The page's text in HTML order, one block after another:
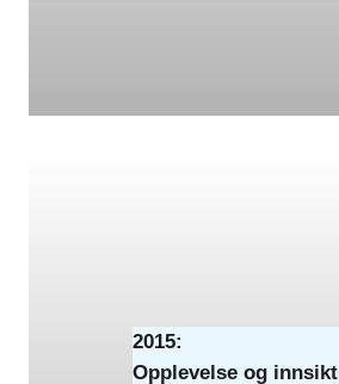
2015:
Opplevelse og innsikt